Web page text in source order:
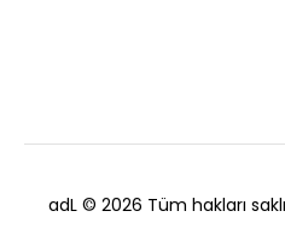
adL © 2026 Tüm hakları